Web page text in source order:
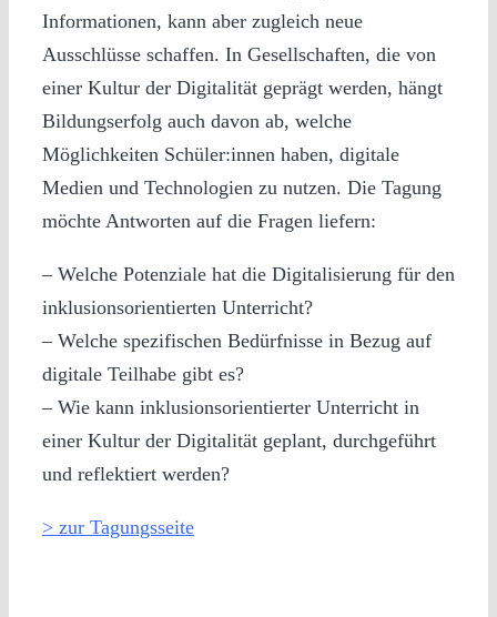
Informationen, kann aber zugleich neue
Ausschlüsse schaffen. In Gesellschaften, die von
einer Kultur der Digitalität geprägt werden, hängt
Bildungserfolg auch davon ab, welche
Möglichkeiten Schüler:innen haben, digitale
Medien und Technologien zu nutzen. Die Tagung
möchte Antworten auf die Fragen liefern:
– Welche Potenziale hat die Digitalisierung für den
inklusionsorientierten Unterricht?
– Welche spezifischen Bedürfnisse in Bezug auf
digitale Teilhabe gibt es?
– Wie kann inklusionsorientierter Unterricht in
einer Kultur der Digitalität geplant, durchgeführt
und reflektiert werden?
> zur Tagungsseite